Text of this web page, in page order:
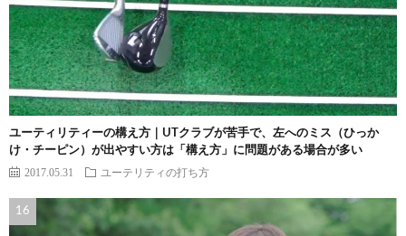
ユーティリティーの構え方｜UTクラブが苦手で、左へのミス（ひっか
け・チーピン）が出やすい方は「構え方」に問題がある場合が多い
2017.05.31 ユーテリティの打ち方